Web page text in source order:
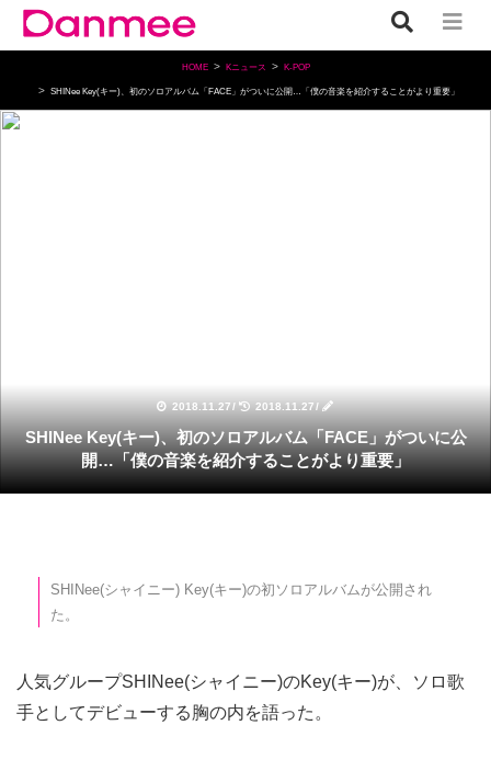
HOME Kニュース K-POP
SHINee Key(キー)、初のソロアルバム「FACE」がついに公開…「僕の音楽を紹介することがより重要」
2018.11.27/ 2018.11.27/
SHINee Key(キー)、初のソロアルバム「FACE」がついに公
開…「僕の音楽を紹介することがより重要」
SHINee(シャイニー) Key(キー)の初ソロアルバムが公開され
た。
人気グループSHINee(シャイニー)のKey(キー)が、ソロ歌
手としてデビューする胸の内を語った。